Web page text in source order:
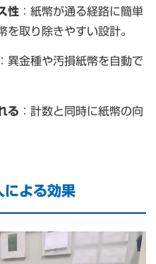
性 ：紙幣が通る経路に簡単
を取り除きやすい設計。
：異金種や汚損紙幣を自動で
る ：計数と同時に紙幣の向
による効果